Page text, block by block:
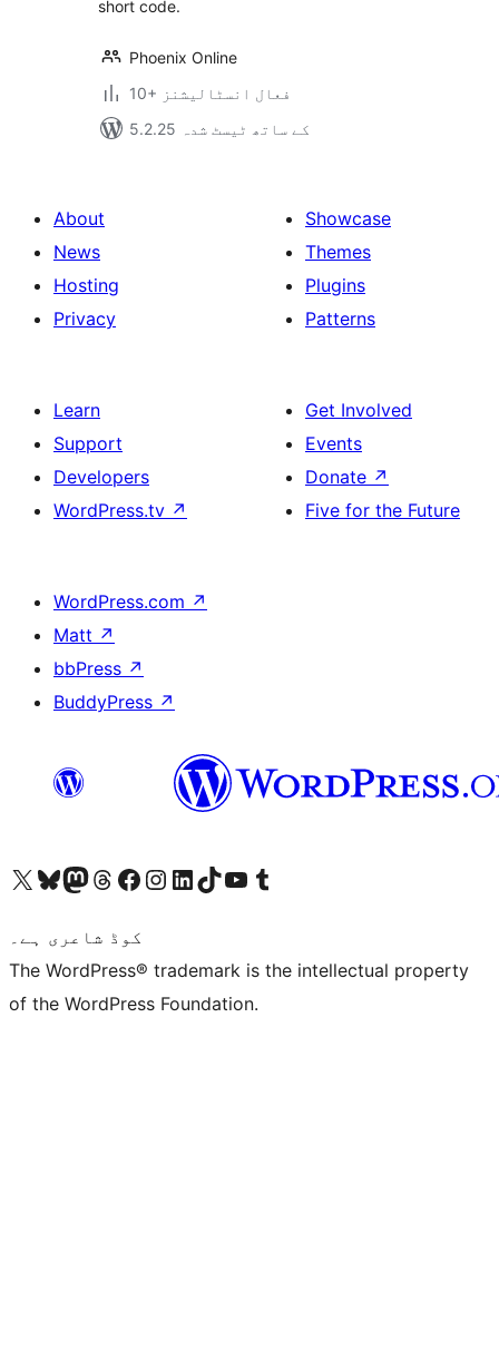
short code.
Phoenix Online
10+ فعال انسٹالیشنز
5.2.25 کے ساتھ ٹیسٹ شدہ
About
News
Hosting
Privacy
Showcase
Themes
Plugins
Patterns
Learn
Support
Developers
WordPress.tv ↗
Get Involved
Events
Donate ↗
Five for the Future
WordPress.com ↗
Matt ↗
bbPress ↗
BuddyPress ↗
Visit our X (formerly Twitter) account
ہمارے بلیواسکائی اکاؤنٹ پر جائیں
Visit our Mastodon account
ہمارے ٹھریڈز اکاؤنٹ پر جائیں
Visit our Facebook page
Visit our Instagram account
Visit our LinkedIn account
ہمارے ٹک ٹاک اکاؤنٹ پر جائیں
Visit our YouTube channel
ہمارے ٹمبلر اکاؤنٹ پر جائیں
کوڈ شاعری ہے۔
The WordPress® trademark is the intellectual property
of the WordPress Foundation.